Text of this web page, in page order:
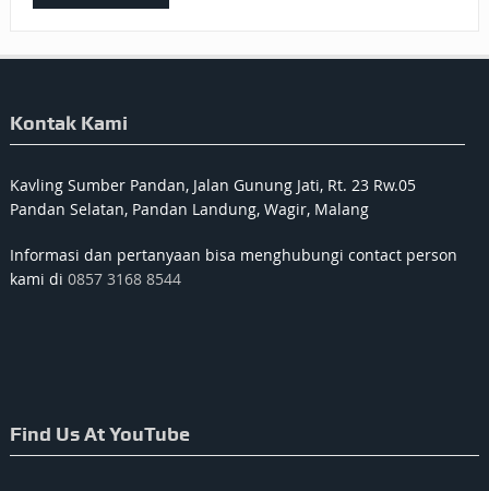
Kontak Kami
Kavling Sumber Pandan, Jalan Gunung Jati, Rt. 23 Rw.05
Pandan Selatan, Pandan Landung, Wagir, Malang
Informasi dan pertanyaan bisa menghubungi contact person
kami di 0857 3168 8544
Find Us At YouTube